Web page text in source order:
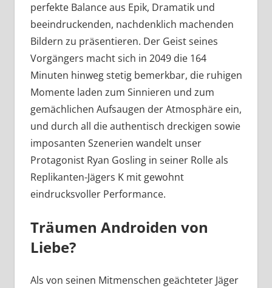
perfekte Balance aus Epik, Dramatik und
beeindruckenden, nachdenklich machenden
Bildern zu präsentieren. Der Geist seines
Vorgängers macht sich in 2049 die 164
Minuten hinweg stetig bemerkbar, die ruhigen
Momente laden zum Sinnieren und zum
gemächlichen Aufsaugen der Atmosphäre ein,
und durch all die authentisch dreckigen sowie
imposanten Szenerien wandelt unser
Protagonist Ryan Gosling in seiner Rolle als
Replikanten-Jägers K mit gewohnt
eindrucksvoller Performance.
Träumen Androiden von
Liebe?
Als von seinen Mitmenschen geächteter Jäger